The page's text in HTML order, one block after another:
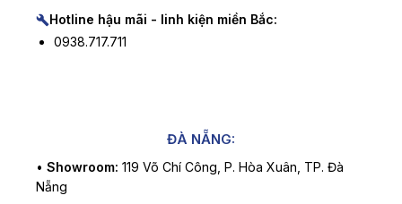
Hotline hậu mãi - linh kiện miền Bắc:
0938.717.711
ĐÀ NẴNG:
• Showroom: 119 Võ Chí Công, P. Hòa Xuân, TP. Đà
Nẵng